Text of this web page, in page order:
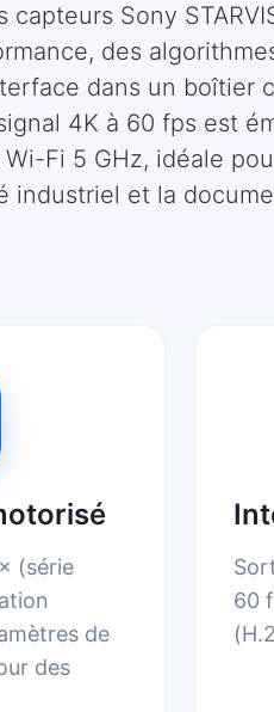
Sony
des
dans un boîtier
4K à 60 fps est
Fi 5 GHz, idéale
industriel et la
(série
de
des
60